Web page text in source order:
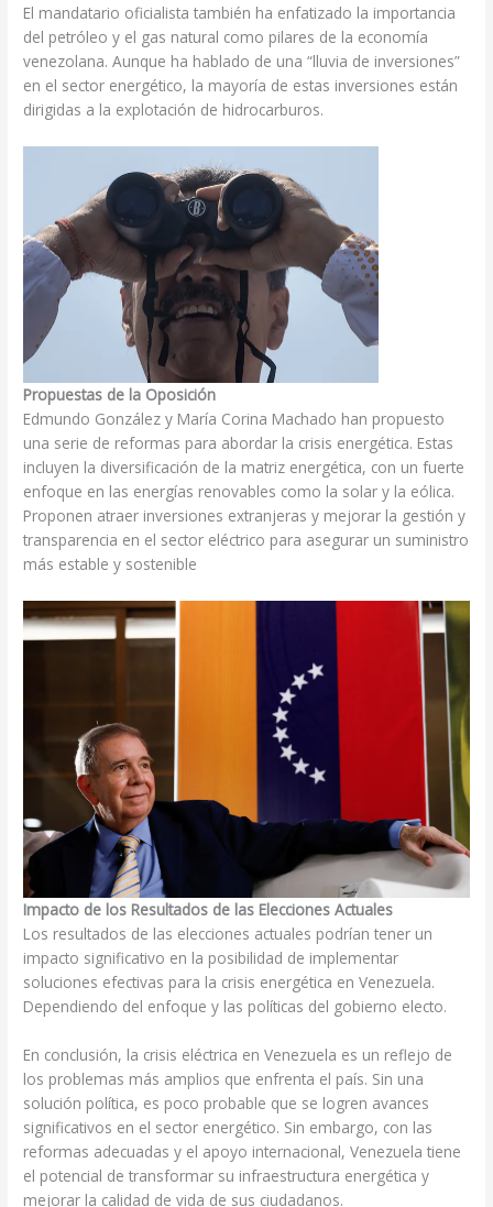
El mandatario oficialista también ha enfatizado la importancia
del petróleo y el gas natural como pilares de la economía
venezolana. Aunque ha hablado de una “lluvia de inversiones”
en el sector energético, la mayoría de estas inversiones están
dirigidas a la explotación de hidrocarburos.
Propuestas de la Oposición
Edmundo González y María Corina Machado han propuesto
una serie de reformas para abordar la crisis energética. Estas
incluyen la diversificación de la matriz energética, con un fuerte
enfoque en las energías renovables como la solar y la eólica.
Proponen atraer inversiones extranjeras y mejorar la gestión y
transparencia en el sector eléctrico para asegurar un suministro
más estable y sostenible
Impacto de los Resultados de las Elecciones Actuales
Los resultados de las elecciones actuales podrían tener un
impacto significativo en la posibilidad de implementar
soluciones efectivas para la crisis energética en Venezuela.
Dependiendo del enfoque y las políticas del gobierno electo.
En conclusión, la crisis eléctrica en Venezuela es un reflejo de
los problemas más amplios que enfrenta el país. Sin una
solución política, es poco probable que se logren avances
significativos en el sector energético. Sin embargo, con las
reformas adecuadas y el apoyo internacional, Venezuela tiene
el potencial de transformar su infraestructura energética y
mejorar la calidad de vida de sus ciudadanos.